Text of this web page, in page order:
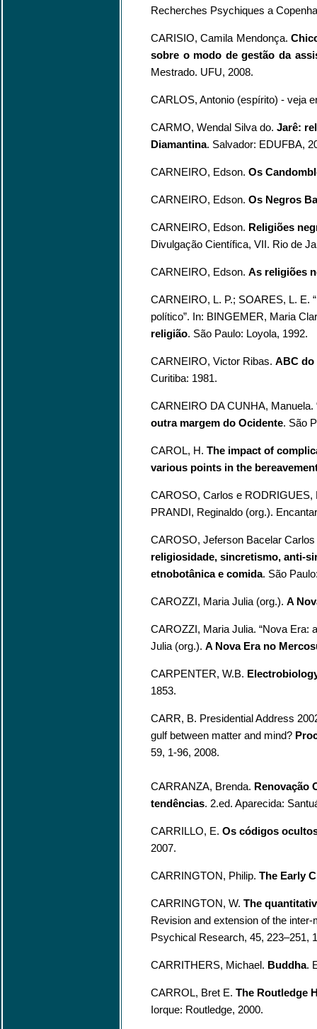
Recherches Psychiques a
CARISIO, Camila Mendonça.
sobre o modo de gestão da
Mestrado. UFU, 2008.
CARLOS, Antonio (espírito) - veja
CARMO, Wendal Silva do. Jarê:
Diamantina. Salvador: EDUFBA,
CARNEIRO, Edson. Os
CARNEIRO, Edson. Os Negros
CARNEIRO, Edson. Religiões
Divulgação Científica, VII. Rio de
CARNEIRO, Edson. As religiões
CARNEIRO, L. P.; SOARES, L. E.
político”. In: BINGEMER, Maria
religião. São Paulo: Loyola, 1992.
CARNEIRO, Victor Ribas. ABC
Curitiba: 1981.
CARNEIRO DA CUNHA, Manuela.
outra margem do Ocidente. São
CAROL, H. The impact of
various points in the
CAROSO, Carlos e RODRIGUES,
PRANDI, Reginaldo (org.).
CAROSO, Jeferson Bacelar
religiosidade, sincretismo, anti-
etnobotânica e comida. São
CAROZZI, Maria Julia (org.). A
CAROZZI, Maria Julia. “Nova Era:
Julia (org.). A Nova Era no
CARPENTER, W.B.
1853.
CARR, B. Presidential Address
gulf between matter and mind?
59, 1-96, 2008.
CARRANZA, Brenda. Renovação
tendências. 2.ed. Aparecida:
CARRILLO, E. Os códigos
2007.
CARRINGTON, Philip. The Early
CARRINGTON, W. The
Revision and extension of the
Psychical Research, 45, 223–251,
CARRITHERS, Michael. Buddha.
CARROL, Bret E. The Routledge
Iorque: Routledge, 2000.